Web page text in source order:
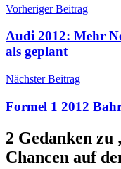
Vorheriger Beitrag
Audi 2012: Mehr
als geplant
Nächster Beitrag
Formel 1 2012
2 Gedanken zu
Chancen auf